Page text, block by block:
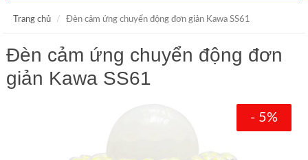
Trang chủ Đèn cảm ứng chuyển động đơn giản Kawa SS61
Đèn cảm ứng chuyển động đơn
giản Kawa SS61
- 5%